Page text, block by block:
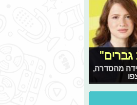
מהסדרה,